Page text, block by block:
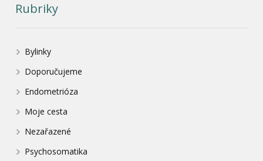
Rubriky
Bylinky
Doporučujeme
Endometrióza
Moje cesta
Nezařazené
Psychosomatika